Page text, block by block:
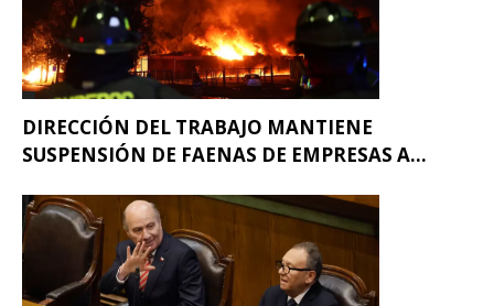
DIRECCIÓN DEL TRABAJO MANTIENE
SUSPENSIÓN DE FAENAS DE EMPRESAS A...